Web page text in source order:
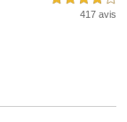
417 avis